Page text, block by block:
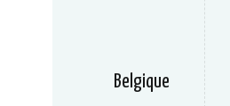
Belgique